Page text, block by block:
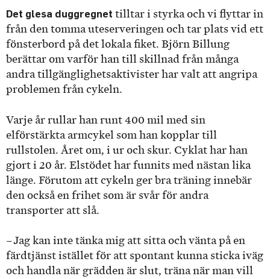
Det glesa duggregnet tilltar i styrka och vi flyttar in
från den tomma uteserveringen och tar plats vid ett
fönsterbord på det lokala fiket. Björn Billung
berättar om varför han till skillnad från många
andra tillgänglighetsaktivister har valt att angripa
problemen från cykeln.
Varje år rullar han runt 400 mil med sin
elförstärkta armcykel som han kopplar till
rullstolen. Året om, i ur och skur. Cyklat har han
gjort i 20 år. Elstödet har funnits med nästan lika
länge. Förutom att cykeln ger bra träning innebär
den också en frihet som är svår för andra
transporter att slå.
– Jag kan inte tänka mig att sitta och vänta på en
färdtjänst istället för att spontant kunna sticka iväg
och handla när grädden är slut, träna när man vill